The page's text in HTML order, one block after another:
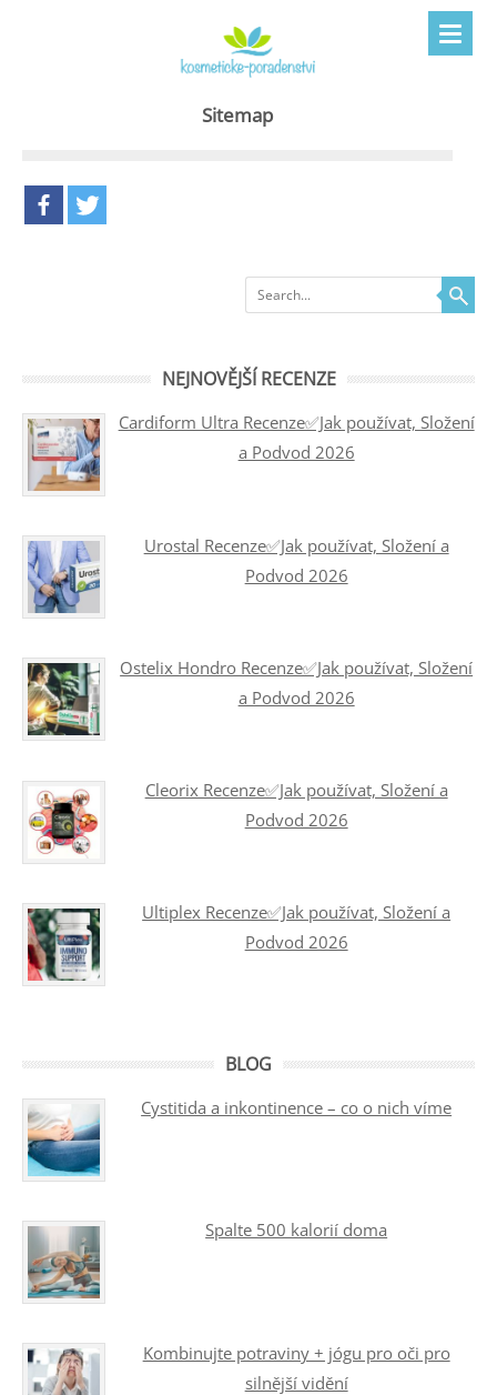
Sitemap
Search
NEJNOVĚJŠÍ RECENZE
Cardiform Ultra Recenze✅Jak používat, Složení
a Podvod 2026
Urostal Recenze✅Jak používat, Složení a
Podvod 2026
Ostelix Hondro Recenze✅Jak používat, Složení
a Podvod 2026
Cleorix Recenze✅Jak používat, Složení a
Podvod 2026
Ultiplex Recenze✅Jak používat, Složení a
Podvod 2026
BLOG
Cystitida a inkontinence – co o nich víme
Spalte 500 kalorií doma
Kombinujte potraviny + jógu pro oči pro
silnější vidění